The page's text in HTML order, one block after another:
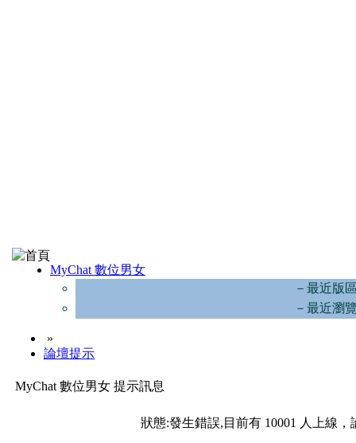
MyChat 數位男女
－最近版
－最近瀏
»
論壇提示
MyChat 數位男女 提示訊息
狀態:發生錯誤,目前有 10001 人上線